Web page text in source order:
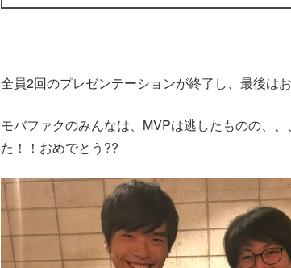
全員2回のプレゼンテーションが終了し、最後は
モバファクのみんなは、MVPは逃したものの、
た！！おめでとう??